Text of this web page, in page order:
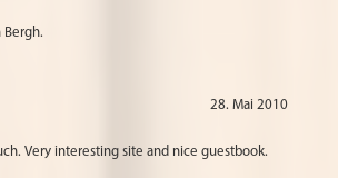
Bergh.
28. Mai 2010
Very interesting site and nice guestbook.